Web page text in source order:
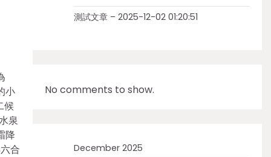
小
候
泉
降
合
測試文章 – 2025-12-02 01:20:51
No comments to show.
December 2025